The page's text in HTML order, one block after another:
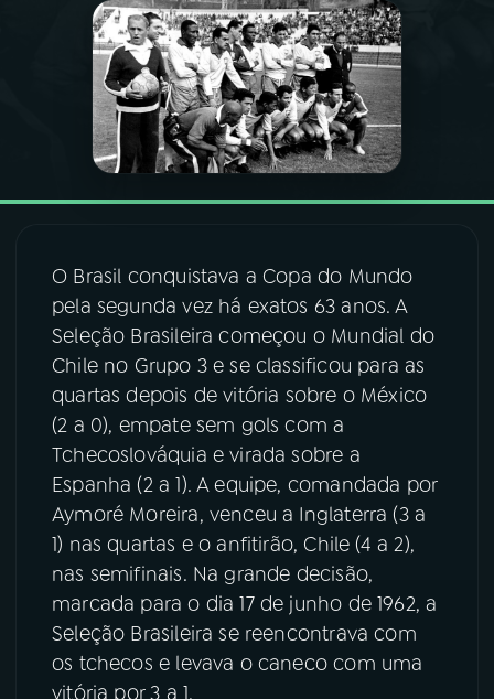
PROGRAMAS
PODCASTS
06VIDEOCASTS
07 ÚLTIMAS
FESTIVAL DE MÚSICA
ACOMPANHE A RÁDIO NACIONAL
Instagram X
TikTok
O Brasil conquistava a Copa do Mundo
pela segunda vez há exatos 63 anos. A
Seleção Brasileira começou o Mundial do
Chile no Grupo 3 e se classificou para as
quartas depois de vitória sobre o México
(2 a 0), empate sem gols com a
Tchecoslováquia e virada sobre a
Espanha (2 a 1). A equipe, comandada por
Aymoré Moreira, venceu a Inglaterra (3 a
1) nas quartas e o anfitirão, Chile (4 a 2),
nas semifinais. Na grande decisão,
marcada para o dia 17 de junho de 1962, a
Seleção Brasileira se reencontrava com
os tchecos e levava o caneco com uma
vitória por 3 a 1.